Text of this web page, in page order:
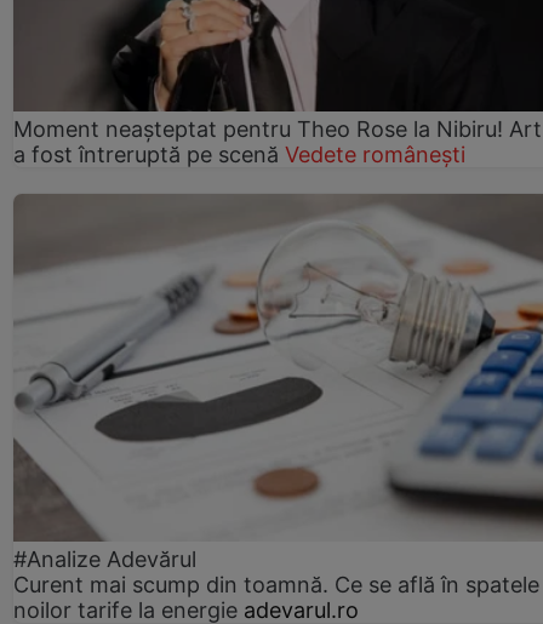
Moment neașteptat pentru Theo Rose la Nibiru!
a fost întreruptă pe scenă Vedete românești
#Analize Adevărul
Curent mai scump din toamnă. Ce se află în spatele
noilor tarife la energie adevarul.ro